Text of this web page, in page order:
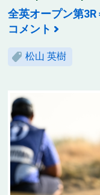
全英オープン第
コメント
松山 英樹